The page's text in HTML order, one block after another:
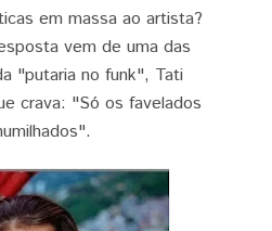
em massa ao artista?
vem de uma das
"putaria no funk", Tati
crava: "Só os favelados